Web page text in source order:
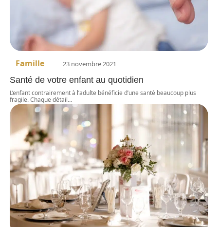
Famille 23 novembre 2021
Santé de votre enfant au quotidien
L’enfant contrairement à l’adulte bénéficie d’une santé beaucoup plus
fragile. Chaque détail…